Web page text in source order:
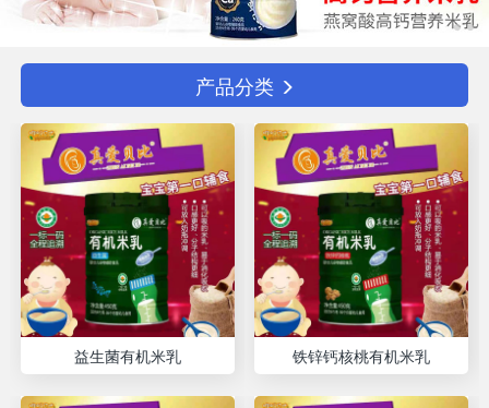
产品分类
益生菌有机米乳 铁锌钙核桃有机米乳